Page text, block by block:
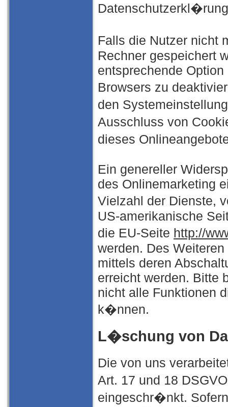
Falls die Nutzer nicht
Rechner gespeichert
entsprechende
Browsers zu
den
Ausschluss von
dieses
Ein genereller
des Onlinemarketing
Vielzahl der Dienste,
US-amerikanische
die EU-Seite http://
werden. Des
mittels deren
erreicht werden. Bitte
nicht alle Funktionen
k�nnen.
L�schung von
Die von uns
Art. 17 und 18
eingeschr�nkt.